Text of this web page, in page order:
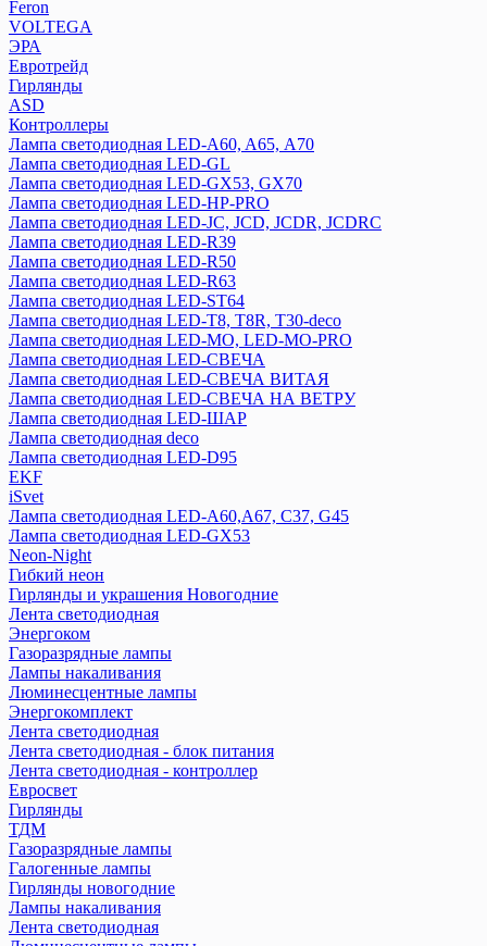
Feron
VOLTEGA
ЭРА
Евротрейд
Гирлянды
ASD
Контроллеры
Лампа светодиодная LED-A60, A65, А70
Лампа светодиодная LED-GL
Лампа светодиодная LED-GX53, GX70
Лампа светодиодная LED-HP-PRO
Лампа светодиодная LED-JC, JCD, JCDR, JCDRC
Лампа светодиодная LED-R39
Лампа светодиодная LED-R50
Лампа светодиодная LED-R63
Лампа светодиодная LED-ST64
Лампа светодиодная LED-T8, T8R, T30-deco
Лампа светодиодная LED-МО, LED-MO-PRO
Лампа светодиодная LED-СВЕЧА
Лампа светодиодная LED-СВЕЧА ВИТАЯ
Лампа светодиодная LED-СВЕЧА НА ВЕТРУ
Лампа светодиодная LED-ШАР
Лампа светодиодная deco
Лампа светодиодная LED-D95
EKF
iSvet
Лампа светодиодная LED-A60,A67, C37, G45
Лампа светодиодная LED-GX53
Neon-Night
Гибкий неон
Гирлянды и украшения Новогодние
Лента светодиодная
Энергоком
Газоразрядные лампы
Лампы накаливания
Люминесцентные лампы
Энергокомплект
Лента светодиодная
Лента светодиодная - блок питания
Лента светодиодная - контроллер
Евросвет
Гирлянды
ТДМ
Газоразрядные лампы
Галогенные лампы
Гирлянды новогодние
Лампы накаливания
Лента светодиодная